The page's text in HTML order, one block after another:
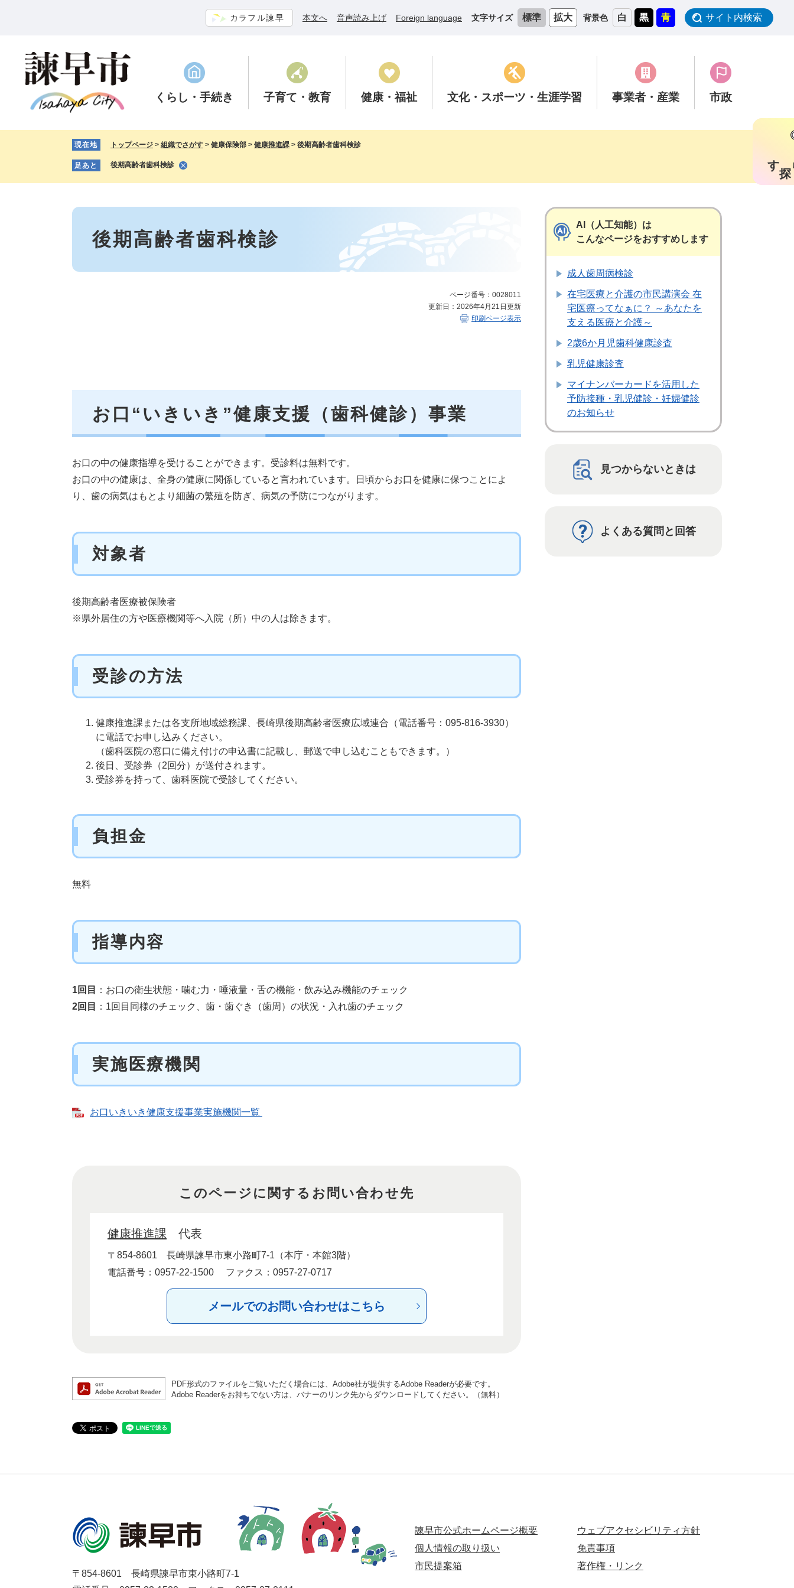
カラフル諫早 本文へ 音声読み上げ Foreign language 文字サイズ 標準 拡大 背景色 白 黒 青 サイト内検索
くらし ・手続き 子育て ・教育 健康 ・福祉 文化・スポーツ ・生涯学習 事業者 ・産業 市政
す
現在地 トップページ > 組織でさがす > 健康保険部 > 健康推進課 > 後期高齢者歯科検診
足あと 後期高齢者歯科検診
本
後期高齢者歯科検診
ページ番号：0028011
更新日：2026年4月21日更新
印刷ページ表示
お口“いきいき”健康支援（歯科健診）事業
お口の中の健康指導を受けることができます。受診料は無料です。
お口の中の健康は、全身の健康に関係していると言われています。日頃からお口を健康に保つことによ
り、歯の病気はもとより細菌の繁殖を防ぎ、病気の予防につながります。
対象者
後期高齢者医療被保険者
※県外居住の方や医療機関等へ入院（所）中の人は除きます。
受診の方法
健康推進課または各支所地域総務課、長崎県後期高齢者医療広域連合（電話番号：095-816-3930）
に電話でお申し込みください。
（歯科医院の窓口に備え付けの申込書に記載し、郵送で申し込むこともできます。）
後日、受診券（2回分）が送付されます。
受診券を持って、歯科医院で受診してください。
負担金
無料
指導内容
1回目
：お口の衛生状態・噛む力・唾液量・舌の機能・飲み込み機能のチェック
2回目
：1回目同様のチェック、歯・歯ぐき（歯周）の状況・入れ歯のチェック
実施医療機関
お口いきいき健康支援事業実施機関一覧
このページに関するお問い合わせ先
健康推進課 代表
〒854-8601
長崎県諫早市東小路町7-1（本庁・本館3階）
電話番号：0957-22-1500
ファクス：0957-27-0717
メールでのお問い合わせはこちら
PDF形式のファイルをご覧いただく場合には、Adobe社が提供するAdobe Readerが必要です。
Adobe Readerをお持ちでない方は、バナーのリンク先からダウンロードしてください。（無料）
AI（人工知能）は
こんなページをおすすめします
成人歯周病検診
在宅医療と介護の市民講演会 在
宅医療ってなぁに？ ～あなたを
支える医療と介護～
2歳6か月児歯科健康診査
乳児健康診査
マイナンバーカードを活用した
予防接種・乳児健診・妊婦健診
のお知らせ
見つからないときは
よくある質問と回答
〒854-8601 長崎県諫早市東小路町7-1
諫早市公式ホームページ概要
ウェブアクセシビリティ方針
個人情報の取り扱い
免責事項
市民提案箱
著作権・リンク